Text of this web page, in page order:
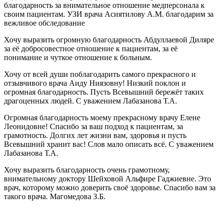
благодарность за внимательное отношение медперсонала к
своим пациентам. УЗИ врача Асиятилову А.М. благодарим за
вежливое обследование
Хочу выразить огромную благодарность Абдуллаевой Диляре
за её добросовестное отношение к пациентам, за её
понимание и чуткое отношение к больным.
Хочу от всей души поблагодарить самого прекрасного и
отзывчивого врача Аиду Ниязовну! Низкий поклон и
огромная благодарность. Пусть Всевышний бережёт таких
драгоценных людей. С уважением Лабазанова Т.А.
Огромная благодарность моему прекрасному врачу Елене
Леонидовне! Спасибо за ваш подход к пациентам, за
грамотность. Долгих лет жизни вам, здоровья и пусть
Всевышний хранит вас! Слов мало описать всё. С уважением
Лабазанова Т.А.
Хочу выразить благодарность очень грамотному,
внимательному доктору Шейховой Альфире Гаджиевне. Это
врач, которому можно доверить своё здоровье. Спасибо вам за
такого врача. Магомедова З.Б.